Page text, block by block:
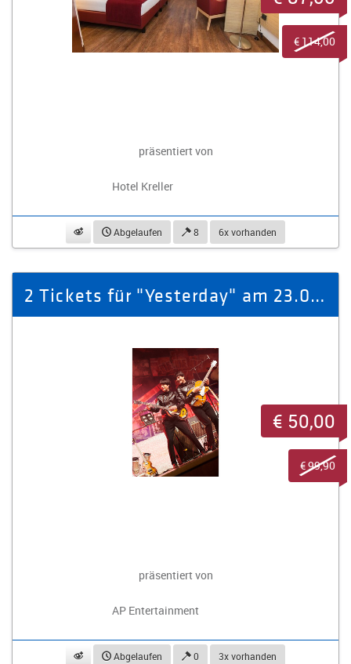
präsentiert von
Hotel Kreller
beobachtenAbgelaufen 8 6x vorhanden
€ 114,00
2 Tickets für "Yesterday" am 23.01.26 Gewandhaus zu Leipzig
präsentiert von
AP Entertainment
beobachtenAbgelaufen 0 3x vorhanden
€ 50,00
€ 99,90